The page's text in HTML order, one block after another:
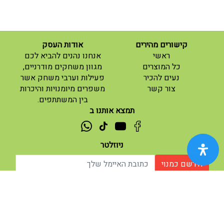
קישורים מהירים
ראשי
(current)
כל המוצרים
נעים להכיר
צור קשר
(current)
אודות העסק
אנחנו נהנים להביא לכם
מגוון משחקים מודרניים,
פעילות וערבי משחק אשר
משפרים מיומנויות והיכרות
בין המשתתפים.
תמצא אותנו ב
ניוזלטר
הירשם כמנוי